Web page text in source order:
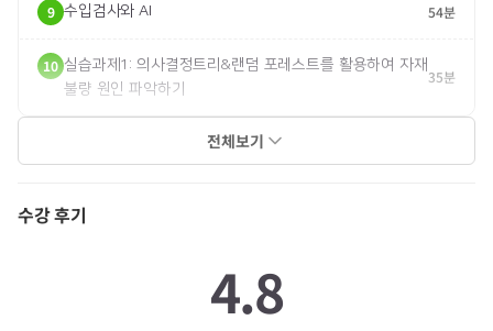
9 수입검사와 AI 54분
10 실습과제1: 의사결정트리&랜덤 포레스트를 활용하여 자재
불량 원인 파악하기
35분
전체보기
수강 후기
4.8